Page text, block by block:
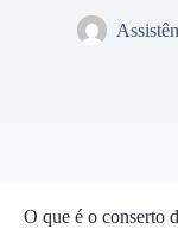
O que é o conserto